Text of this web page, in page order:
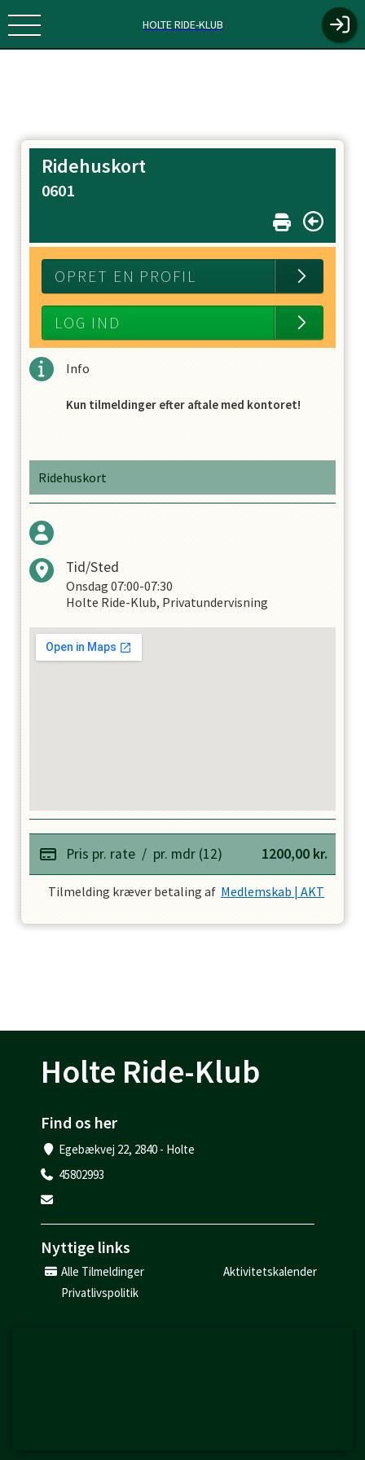
HOLTE RIDE-KLUB
Ridehuskort
0601
OPRET EN PROFIL
LOG IND
Info
Kun tilmeldinger efter aftale med kontoret!
Ridehuskort
Tid/Sted
Onsdag07:00-07:30
Holte Ride-Klub, Privatundervisning
Pris pr. rate / pr. mdr (12) 1200,00 kr.
Tilmelding kræver betaling af Medlemskab | AKT
Holte Ride-Klub
Find os her
Egebækvej 22, 2840 - Holte
45802993
Nyttige links
Alle Tilmeldinger
Aktivitetskalender
Privatlivspolitik